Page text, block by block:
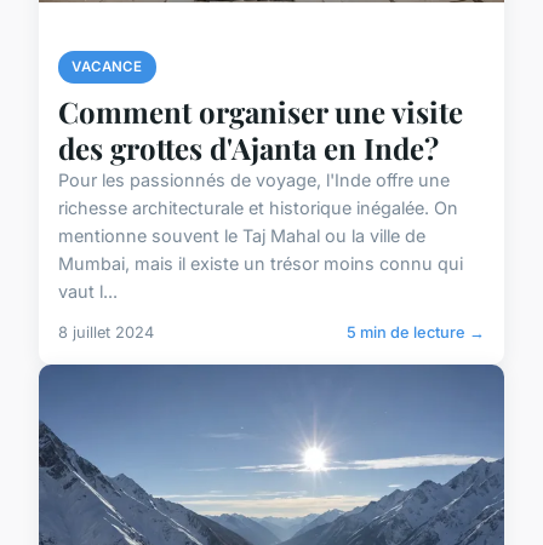
VACANCE
Comment organiser une visite
des grottes d'Ajanta en Inde?
Pour les passionnés de voyage, l'Inde offre une
richesse architecturale et historique inégalée. On
mentionne souvent le Taj Mahal ou la ville de
Mumbai, mais il existe un trésor moins connu qui
vaut l...
8 juillet 2024 5 min de lecture →